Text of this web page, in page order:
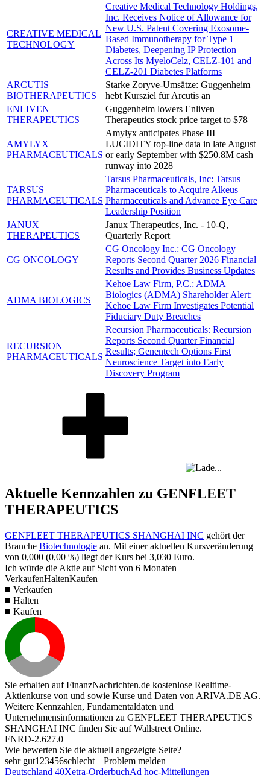
CREATIVE MEDICAL
TECHNOLOGY
Creative Medical Technology Holdings,
Inc. Receives Notice of Allowance for
New U.S. Patent Covering Exosome-
Based Immunotherapy for Type 1
Diabetes, Deepening IP Protection
Across Its MyeloCelz, CELZ-101 and
CELZ-201 Diabetes Platforms
ARCUTIS
BIOTHERAPEUTICS
Starke Zoryve-Umsätze: Guggenheim
hebt Kursziel für Arcutis an
ENLIVEN
THERAPEUTICS
Guggenheim lowers Enliven
Therapeutics stock price target to $78
AMYLYX
PHARMACEUTICALS
Amylyx anticipates Phase III
LUCIDITY top-line data in late August
or early September with $250.8M cash
runway into 2028
TARSUS
PHARMACEUTICALS
Tarsus Pharmaceuticals, Inc: Tarsus
Pharmaceuticals to Acquire Alkeus
Pharmaceuticals and Advance Eye Care
Leadership Position
JANUX
THERAPEUTICS
Janux Therapeutics, Inc. - 10-Q,
Quarterly Report
CG ONCOLOGY
CG Oncology Inc.: CG Oncology
Reports Second Quarter 2026 Financial
Results and Provides Business Updates
ADMA BIOLOGICS
Kehoe Law Firm, P.C.: ADMA
Biologics (ADMA) Shareholder Alert:
Kehoe Law Firm Investigates Potential
Fiduciary Duty Breaches
RECURSION
PHARMACEUTICALS
Recursion Pharmaceuticals: Recursion
Reports Second Quarter Financial
Results; Genentech Options First
Neuroscience Target into Early
Discovery Program
Aktuelle Kennzahlen zu GENFLEET
THERAPEUTICS
GENFLEET THERAPEUTICS SHANGHAI INC gehört der
Branche Biotechnologie an. Mit einer aktuellen Kursveränderung
von 0,000 (0,00 %) liegt der Kurs bei 3,030 Euro.
Ich würde die Aktie auf Sicht von 6 Monaten
VerkaufenHaltenKaufen
■ Verkaufen
■ Halten
■ Kaufen
Sie erhalten auf FinanzNachrichten.de kostenlose Realtime-
Aktienkurse von und sowie Kurse und Daten von ARIVA.DE AG.
Weitere Kennzahlen, Fundamentaldaten und
Unternehmensinformationen zu GENFLEET THERAPEUTICS
SHANGHAI INC finden Sie aufWallstreet Online.
FNRD-2.627.0
Wie bewerten Sie die aktuell angezeigte Seite?
sehr gut1 23456schlecht
Problem melden
Deutschland 40Xetra-OrderbuchAd hoc-Mitteilungen